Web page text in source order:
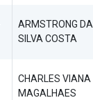
ARMSTRONG DA
SILVA COSTA
CHARLES VIANA
MAGALHAES